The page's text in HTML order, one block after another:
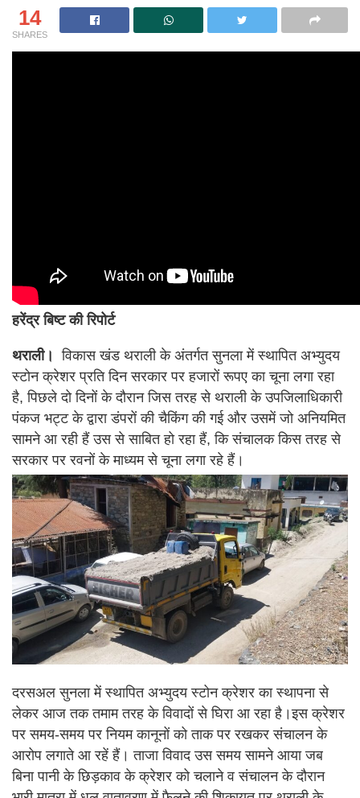
14
SHARES
हरेंद्र बिष्ट की रिपोर्ट
थराली। विकास खंड थराली के अंतर्गत सुनला में स्थापित अभ्युदय
स्टोन क्रेशर प्रति दिन सरकार पर हजारों रूपए का चूना लगा रहा
है, पिछले दो दिनों के दौरान जिस तरह से थराली के उपजिलाधिकारी
पंकज भट्ट के द्वारा डंपरों की चैकिंग की गई और उसमें जो अनियमित
सामने आ रही हैं उस से साबित हो रहा हैं, कि संचालक किस तरह से
सरकार पर रवनों के माध्यम से चूना लगा रहे हैं।
दरसअल सुनला में स्थापित अभ्युदय स्टोन क्रेशर का स्थापना से
लेकर आज तक तमाम तरह के विवादों से घिरा आ रहा है।इस क्रेशर
पर समय-समय पर नियम कानूनों को ताक पर रखकर संचालन के
आरोप लगाते आ रहें हैं। ताजा विवाद उस समय सामने आया जब
बिना पानी के छिड़काव के क्रेशर को चलाने व संचालन के दौरान